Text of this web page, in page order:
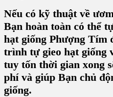
Nếu có kỹ thuật về
Bạn hoàn toàn có thể
hạt giống Phượng Tím
trình tự gieo hạt giống
tuy tốn thời gian xong
phí và giúp Bạn chủ
giống.